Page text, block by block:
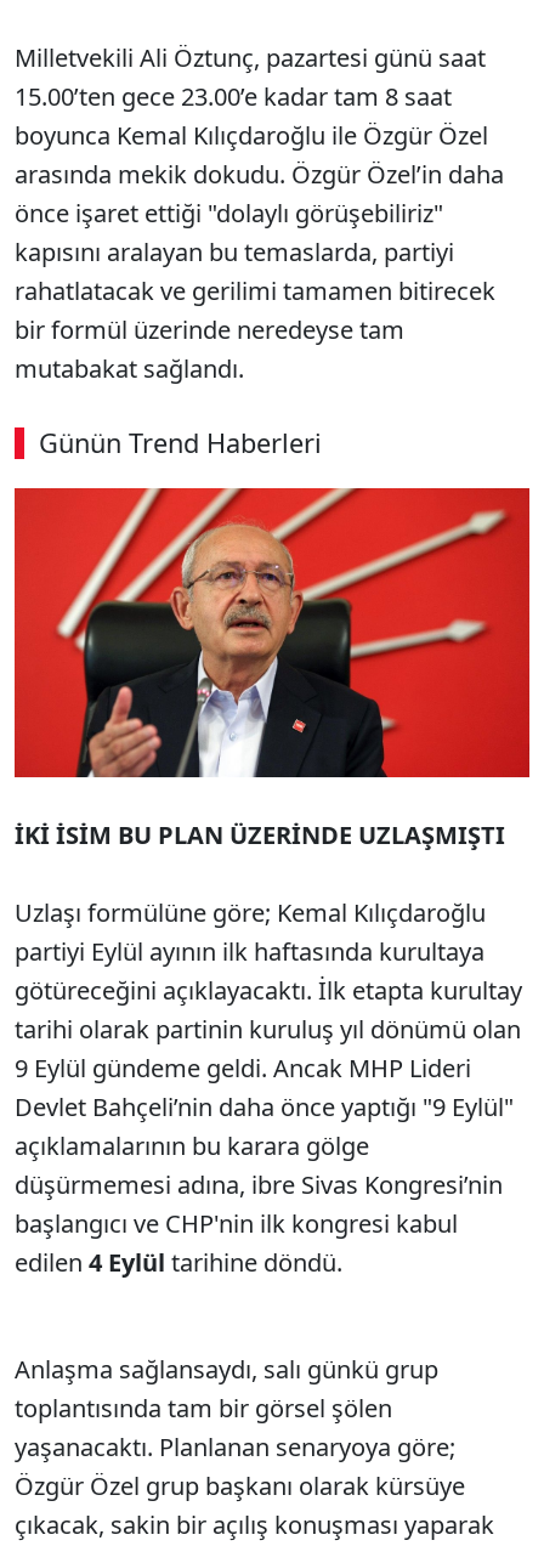
Milletvekili Ali Öztunç, pazartesi günü saat
15.00’ten gece 23.00’e kadar tam 8 saat
boyunca Kemal Kılıçdaroğlu ile Özgür Özel
arasında mekik dokudu. Özgür Özel’in daha
önce işaret ettiği "dolaylı görüşebiliriz"
kapısını aralayan bu temaslarda, partiyi
rahatlatacak ve gerilimi tamamen bitirecek
bir formül üzerinde neredeyse tam
mutabakat sağlandı.
Günün Trend Haberleri
00:02 / 09:08
Sesi Aç
İKİ İSİM BU PLAN ÜZERİNDE UZLAŞMIŞTI
Uzlaşı formülüne göre; Kemal Kılıçdaroğlu
partiyi Eylül ayının ilk haftasında kurultaya
götüreceğini açıklayacaktı. İlk etapta kurultay
tarihi olarak partinin kuruluş yıl dönümü olan
9 Eylül gündeme geldi. Ancak MHP Lideri
Devlet Bahçeli’nin daha önce yaptığı "9 Eylül"
açıklamalarının bu karara gölge
düşürmemesi adına, ibre Sivas Kongresi’nin
başlangıcı ve CHP'nin ilk kongresi kabul
edilen 4 Eylül tarihine döndü.
Anlaşma sağlansaydı, salı günkü grup
toplantısında tam bir görsel şölen
yaşanacaktı. Planlanan senaryoya göre;
Özgür Özel grup başkanı olarak kürsüye
çıkacak, sakin bir açılış konuşması yaparak